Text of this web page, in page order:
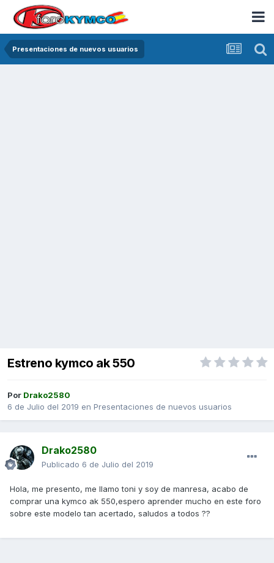
Presentaciones de nuevos usuarios
Estreno kymco ak 550
Por Drako2580
6 de Julio del 2019 en Presentaciones de nuevos usuarios
Drako2580
Publicado 6 de Julio del 2019
Hola, me presento, me llamo toni y soy de manresa, acabo de
comprar una kymco ak 550,espero aprender mucho en este foro
sobre este modelo tan acertado, saludos a todos ??